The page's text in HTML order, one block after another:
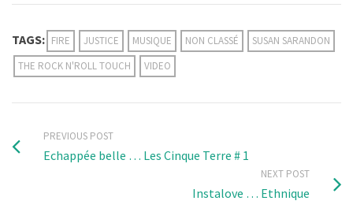
TAGS: FIRE JUSTICE MUSIQUE NON CLASSÉ
SUSAN SARANDON
THE ROCK N'ROLL TOUCH
VIDEO
PREVIOUS POST
Echappée belle … Les Cinque Terre # 1
NEXT POST
Instalove … Ethnique